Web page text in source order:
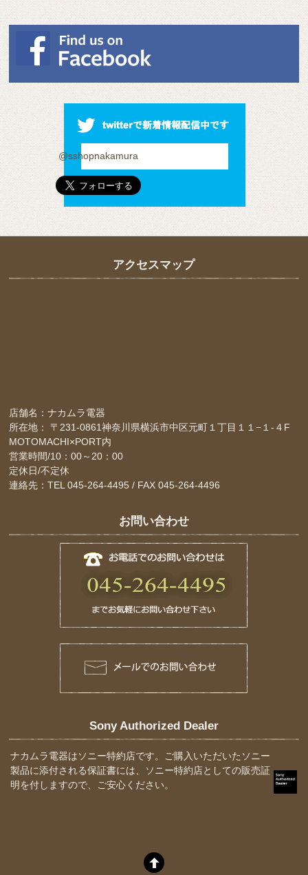
@sshopnakamura
アクセスマップ
店舗名：ナカムラ電器
所在地： 〒231-0861神奈川県横浜市中区元町１丁目１１−１-４F
MOTOMACHI×PORT内
営業時間/10：00～20：00
定休日/不定休
連絡先：TEL 045-264-4495 / FAX 045-264-4496
お問い合わせ
Sony Authorized Dealer
ナカムラ電器はソニー特約店です。ご購入いただいたソニー
製品に添付される保証書には、ソニー特約店としての販売証
明を付しますので、ご安心ください。